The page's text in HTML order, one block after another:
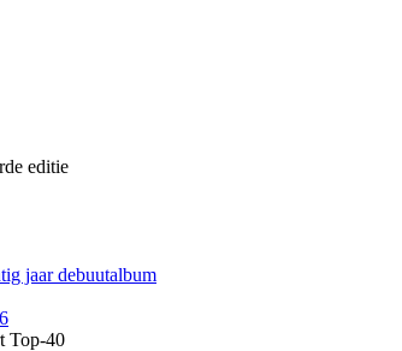
editie
jaar debuutalbum
Top-40